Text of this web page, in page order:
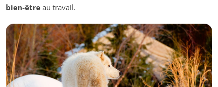
bien-être au travail.